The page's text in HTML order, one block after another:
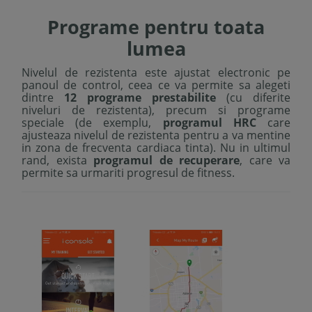
Programe pentru toata
lumea
Nivelul de rezistenta este ajustat electronic pe
panoul de control, ceea ce va permite sa alegeti
dintre 12 programe prestabilite (cu diferite
niveluri de rezistenta), precum si programe
speciale (de exemplu, programul HRCcare
ajusteaza nivelul de rezistenta pentru a va mentine
in zona de frecventa cardiaca tinta). Nu in ultimul
rand, exista programul de recuperare, care va
permite sa urmariti progresul de fitness.